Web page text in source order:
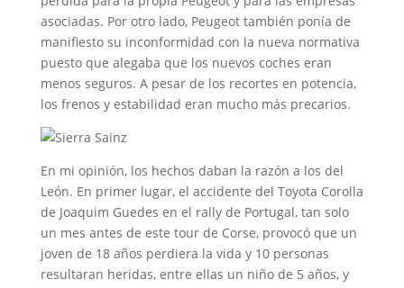
asociadas. Por otro lado, Peugeot también ponía de
manifiesto su inconformidad con la nueva normativa
puesto que alegaba que los nuevos coches eran
menos seguros. A pesar de los recortes en potencia,
los frenos y estabilidad eran mucho más precarios.
En mi opinión, los hechos daban la razón a los del
León. En primer lugar, el accidente del Toyota Corolla
de Joaquim Guedes en el rally de Portugal, tan solo
un mes antes de este tour de Corse, provocó que un
joven de 18 años perdiera la vida y 10 personas
resultaran heridas, entre ellas un niño de 5 años, y